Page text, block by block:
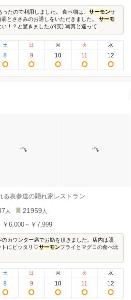
ったので利用しました。 食べ物は、 サーモンサ
とささみのお通しをいただきました。 サーモ
い！？と驚きましたが(笑) 写真と違って...
土
8
日
9
月
10
火
11
水
12
る表参道の隠れ家レストラン
人 21959 人
￥6,000～￥7,999
のカウンター席でお鮨を頂きました。店内は照
トにピッタリ♡サーモンフライとマグロの食べ比
土
8
日
9
月
10
火
11
水
12